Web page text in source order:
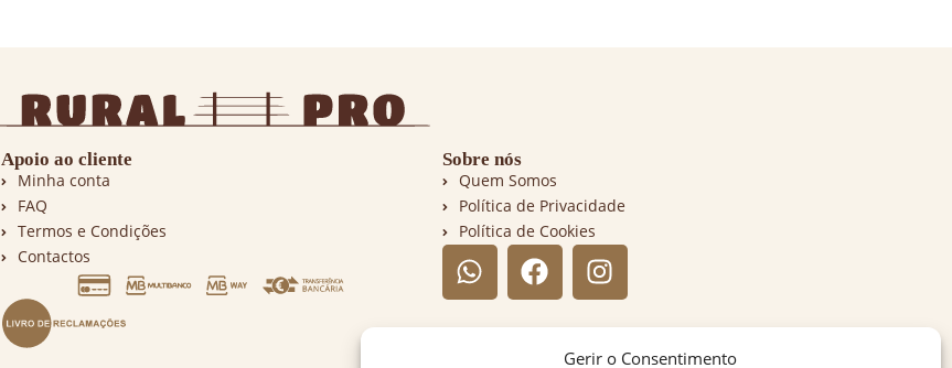
Gerir o Consentimento
Apoio ao cliente
Minha conta
FAQ
Termos e Condições
Contactos
Sobre nós
Quem Somos
Política de Privacidade
Política de Cookies